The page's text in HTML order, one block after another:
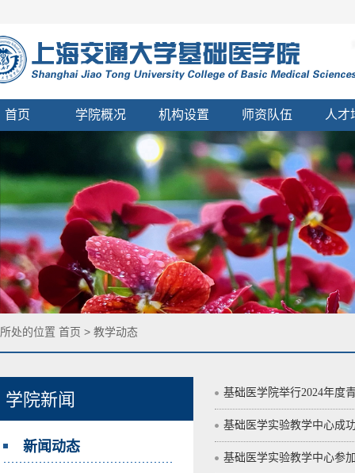
首页 学院概况 机构设置 师资队伍 人才
学院新闻
新闻动态
基础医学院举行2024年度
基础医学实验教学中心成
基础医学实验教学中心参
处的位置 首页 > 教学动态